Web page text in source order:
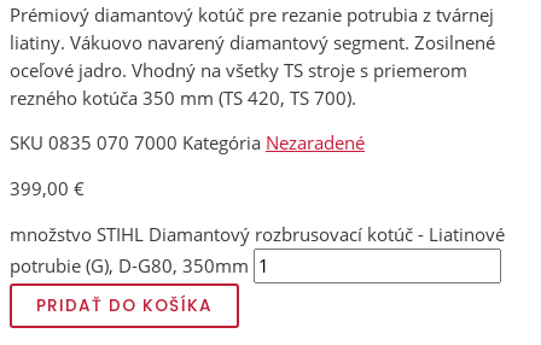
Prémiový diamantový kotúč pre rezanie potrubia z tvárnej
liatiny. Vákuovo navarený diamantový segment. Zosilnené
oceľové jadro. Vhodný na všetky TS stroje s priemerom
rezného kotúča 350 mm (TS 420, TS 700).
SKU 0835 070 7000 Kategória Nezaradené
399,00 €
množstvo STIHL Diamantový rozbrusovací kotúč - Liatinové
potrubie (G), D-G80, 350mm
PRIDAŤ DO KOŠÍKA